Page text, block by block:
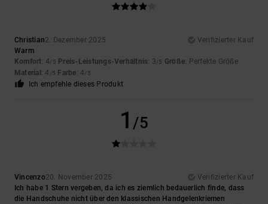
Christian2. Dezember 2025
Verifizierter Kauf
Warm
Komfort: 4/5 Preis-Leistungs-Verhältnis: 3/5 Größe: Perfekte Größe
Material : 4 /5 Farbe: 4/5
Ich empfehle dieses Produkt
1 /5
Vincenzo20. November 2025
Verifizierter Kauf
Ich habe 1 Stern vergeben, da ich es ziemlich bedauerlich finde, dass
die Handschuhe nicht über den klassischen Handgelenkriemen